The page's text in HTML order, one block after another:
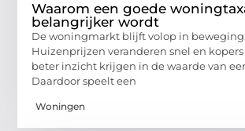
Waarom een goede
belangrijker wordt
De woningmarkt blijft volop in beweging.
Huizenprijzen veranderen snel en
beter inzicht krijgen in de waarde van
Daardoor speelt een
Woningen